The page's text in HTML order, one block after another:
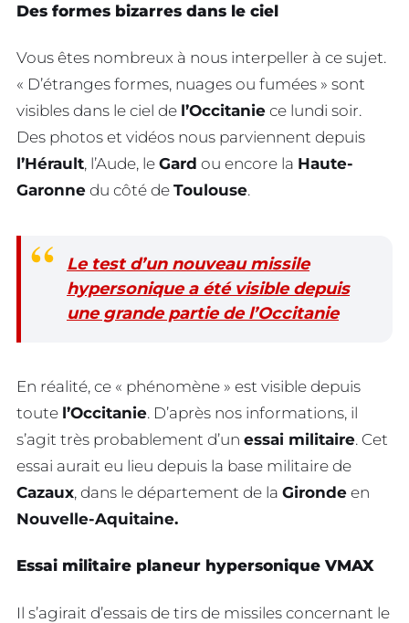
Des formes bizarres dans le ciel
Vous êtes nombreux à nous interpeller à ce sujet.
« D’étranges formes, nuages ou fumées » sont
visibles dans le ciel de l’Occitanie ce lundi soir.
Des photos et vidéos nous parviennent depuis
l’Hérault, l’Aude, le Gard ou encore la Haute-
Garonne du côté de Toulouse.
Le test d’un nouveau missile
hypersonique a été visible depuis
une grande partie de l’Occitanie
En réalité, ce « phénomène » est visible depuis
toute l’Occitanie. D’après nos informations, il
s’agit très probablement d’un essai militaire. Cet
essai aurait eu lieu depuis la base militaire de
Cazaux, dans le département de la Gironde en
Nouvelle-Aquitaine.
Essai militaire planeur hypersonique VMAX
Il s’agirait d’essais de tirs de missiles concernant le